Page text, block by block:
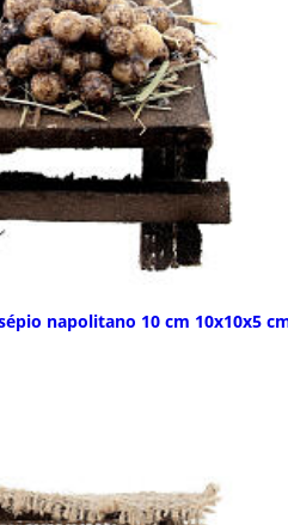
napolitano 10 cm 10x10x5